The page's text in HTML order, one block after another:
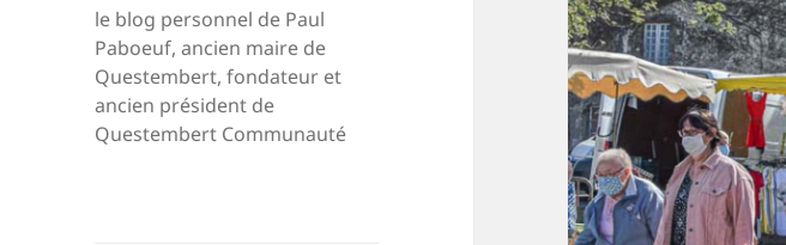
le blog personnel de Paul
Paboeuf, ancien maire de
Questembert, fondateur et
ancien président de
Questembert Communauté